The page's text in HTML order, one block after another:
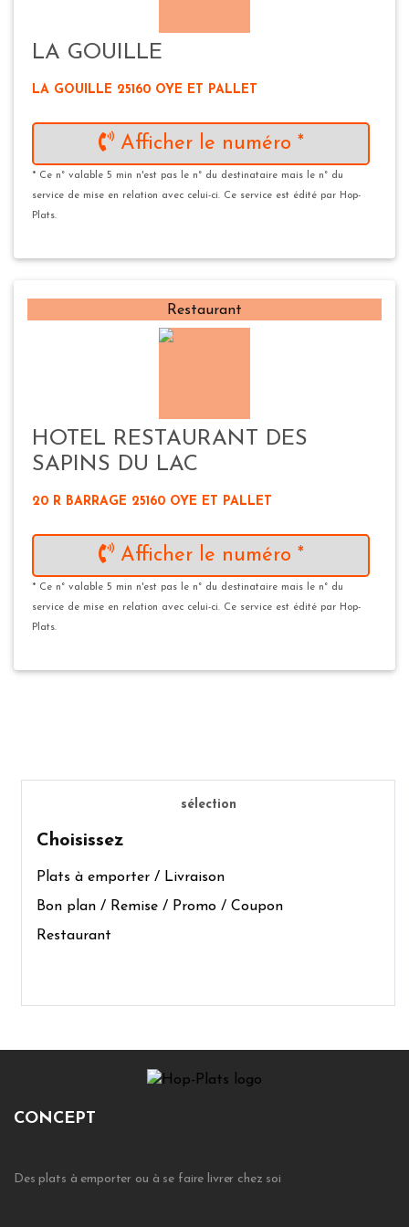
LA GOUILLE
LA GOUILLE 25160 OYE ET PALLET
Afficher le numéro *
* Ce n° valable 5 min n'est pas le n° du destinataire mais le n° du
service de mise en relation avec celui-ci. Ce service est édité par Hop-
Plats.
Restaurant
HOTEL RESTAURANT DES
SAPINS DU LAC
20 R BARRAGE 25160 OYE ET PALLET
Afficher le numéro *
* Ce n° valable 5 min n'est pas le n° du destinataire mais le n° du
service de mise en relation avec celui-ci. Ce service est édité par Hop-
Plats.
sélection
Choisissez
Plats à emporter / Livraison
Bon plan / Remise / Promo / Coupon
Restaurant
CONCEPT
Des plats à emporter ou à se faire livrer chez soi